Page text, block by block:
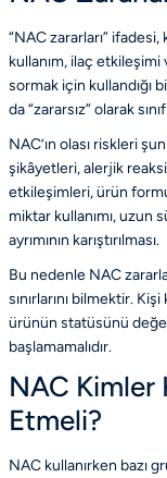
“NAC zararları” ifadesi,
kullanım, ilaç
sormak için kullandığı
da “zararsız” olarak
NAC’ın olası riskleri
şikâyetleri, alerjik
etkileşimleri, ürün
miktar kullanımı, uzun
ayrımının karıştırılması.
Bu nedenle NAC
sınırlarını bilmektir.
ürünün statüsünü
başlamamalıdır.
NAC Kimler
Etmeli?
NAC kullanırken bazı